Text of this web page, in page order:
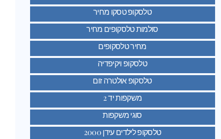
טלסקופ טסקו מחיר
סולמות טלסקופים מחיר
מחיר טלסקופים
טלסקופ ויקיפדיה
טלסקופ אולטרה זום
משקפות יד 2
סוגי משקפות
טלסקופ לילדים עידן 2000